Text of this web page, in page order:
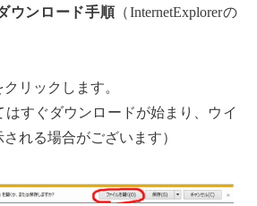
ウンロード手順（InternetExplorerの
リックします。
はすぐダウンロードが始まり、ウイ
れる場合がございます）